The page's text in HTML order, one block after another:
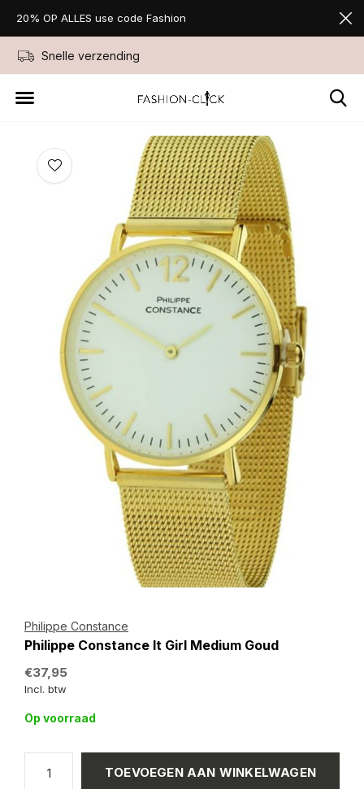
Snelle verzending
20% OP ALLES use code Fashion
Philippe Constance
Philippe Constance It Girl Medium Goud
€37,95
Incl. btw
Op voorraad
TOEVOEGEN AAN WINKELWAGEN